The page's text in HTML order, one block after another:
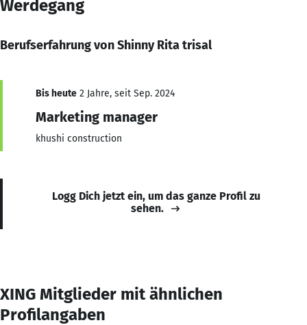
Werdegang
Berufserfahrung von Shinny Rita trisal
Bis heute 2 Jahre, seit Sep. 2024
Marketing manager
khushi construction
Logg Dich jetzt ein, um das ganze Profil zu
sehen.
XING Mitglieder mit ähnlichen
Profilangaben